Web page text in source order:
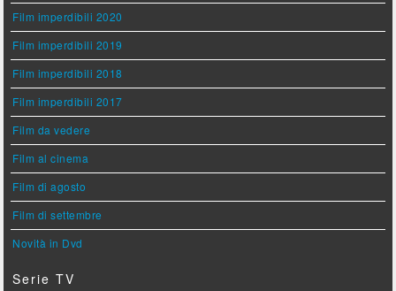
Film imperdibili 2020
Film imperdibili 2019
Film imperdibili 2018
Film imperdibili 2017
Film da vedere
Film al cinema
Film di agosto
Film di settembre
Novità in Dvd
Serie TV